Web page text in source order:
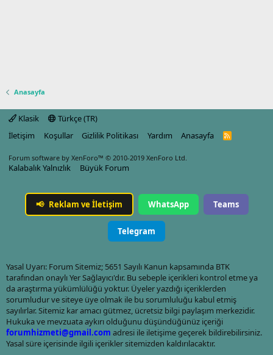
Anasayfa
Klasik
Türkçe (TR)
İletişim
Koşullar Gizlilik Politikası Yardım Anasayfa
R
Forum software by XenForo™ © 2010-2019 XenForo Ltd.
Kalabalık Yalnızlık Büyük Forum
📢 Reklam ve İletişim WhatsApp Teams
Telegram
Yasal Uyarı: Forum Sitemiz; 5651 Sayılı Kanun kapsamında BTK
tarafından onaylı Yer Sağlayıcı'dır. Bu sebeple içerikleri kontrol etme ya
da araştırma yükümlülüğü yoktur. Üyeler yazdığı içeriklerden
sorumludur ve siteye üye olmak ile bu sorumluluğu kabul etmiş
sayılırlar. Sitemiz kar amacı gütmez, ücretsiz bilgi paylaşım merkezidir.
Hukuka ve mevzuata aykırı olduğunu düşündüğünüz içeriği
forumhizmeti@gmail.com adresi ile iletişime geçerek bildirebilirsiniz.
Yasal süre içerisinde ilgili içerikler sitemizden kaldırılacaktır.